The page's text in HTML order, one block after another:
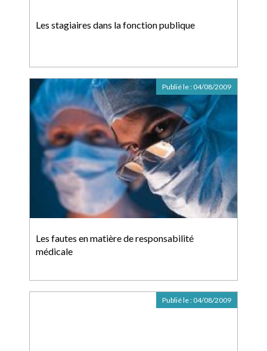
Les stagiaires dans la fonction publique
Les fautes en matière de responsabilité
médicale
Publié le : 04/08/2009
Publié le : 04/08/2009